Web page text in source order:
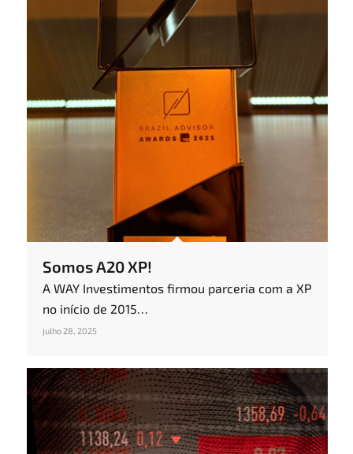
Somos A20 XP!
A WAY Investimentos firmou parceria com a XP
no início de 2015…
julho 28, 2025